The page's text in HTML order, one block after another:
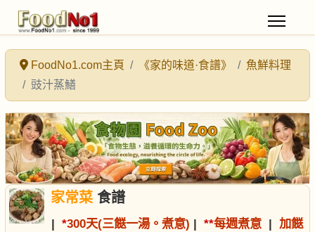
FoodNo1.com主頁 《家的味道·食譜》
魚鮮料理
豉汁蒸鱔
家常菜食譜
| *300天(三餸一湯。煮意) | **每週煮意 | 加餸